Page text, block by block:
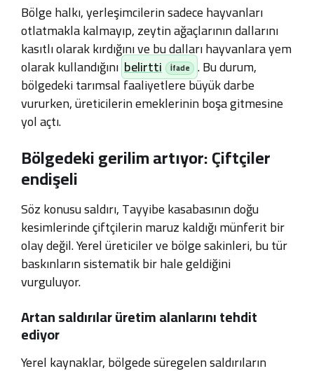
Bölge halkı, yerleşimcilerin sadece hayvanları
otlatmakla kalmayıp, zeytin ağaçlarının dallarını
kasıtlı olarak kırdığını ve bu dalları hayvanlara yem
olarak kullandığını belirtti . Bu durum,
bölgedeki tarımsal faaliyetlere büyük darbe
vururken, üreticilerin emeklerinin boşa gitmesine
yol açtı.
Bölgedeki gerilim artıyor: Çiftçiler
endişeli
Söz konusu saldırı, Tayyibe kasabasının doğu
kesimlerinde çiftçilerin maruz kaldığı münferit bir
olay değil. Yerel üreticiler ve bölge sakinleri, bu tür
baskınların sistematik bir hale geldiğini
vurguluyor.
Artan saldırılar üretim alanlarını tehdit
ediyor
Yerel kaynaklar, bölgede süregelen saldırıların